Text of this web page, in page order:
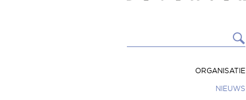
ORGANISATIE
NIEUWS